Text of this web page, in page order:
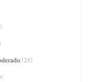
(28)